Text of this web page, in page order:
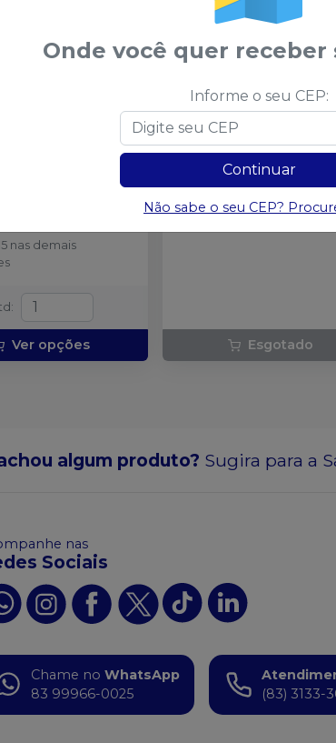
nas demais
:
Ver opções
Pasta Profilática Herjos
VIGODENT
1 bisnaga com 90g
Esgotado
algum produto? Sugira para a
nas
Sociais
Chame no WhatsApp
83 99966-0025
(83) 3133-
Onde você quer receber
Informe o seu CEP:
Continuar
Não sabe o seu CEP?